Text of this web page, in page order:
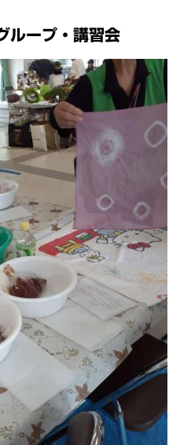
ープ・講習会